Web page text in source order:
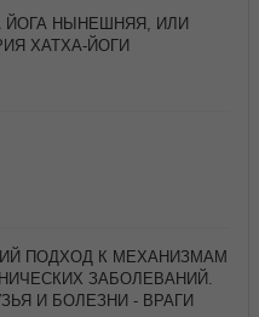
И БОЛЕЗНИ - ВРАГИ